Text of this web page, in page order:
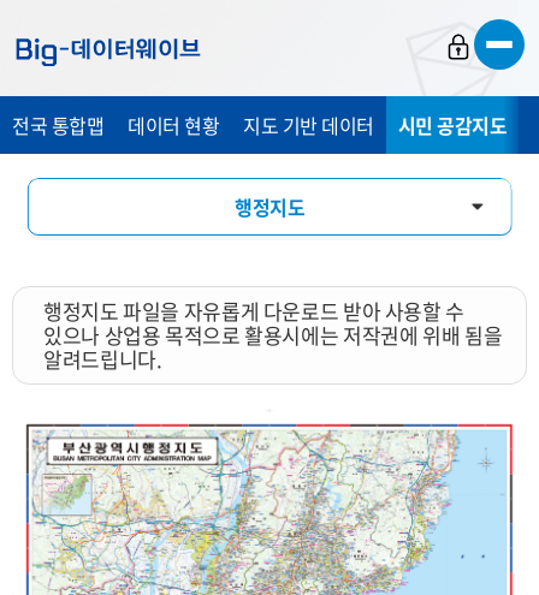
가
기
가
기
가
기
전국 통합맵 데이터 현황 지도 기반 데이터 시민 공감지도
행정지도
지도 활용 서비스
행정지도 파일을 자유롭게 다운로드 받아 사용할 수
있으나 상업용 목적으로 활용시에는 저작권에 위배 됨을
알려드립니다.